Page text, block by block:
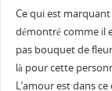
Ce qui est marquant
démontré comme il
pas bouquet de
là pour cette
L’amour est dans